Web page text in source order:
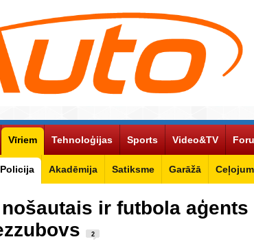
Vīriem
Policija Akadēmija Satiksme Garāžā
Tehnoloģijas Sports Video&TV
ir futbola aģents
2